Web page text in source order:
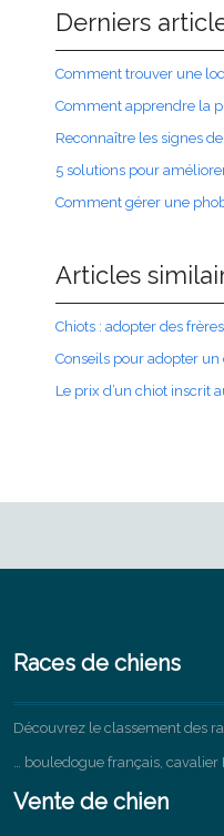
Derniers
Comment trouver une
Comment apprendre la
Reconnaître les signes
5 solutions pour
Comment gérer une
Articles
Chiots : adopter des
Conseils pour adopter un
Le prix d’un chiot inscrit
Races de chiens
Découvrez le classement des
… bouledogue français, cavalier
Vente de chien